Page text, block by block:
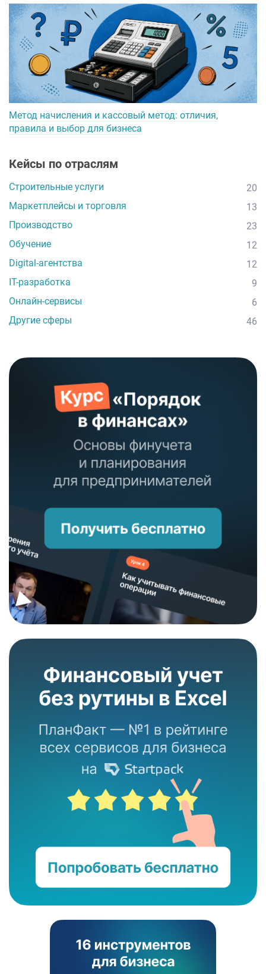
Метод начисления и кассовый метод: отличия,
правила и выбор для бизнеса
Кейсы по отраслям
Строительные услуги
20
Маркетплейсы и торговля
13
Производство
23
Обучение
12
Digital-агентства
12
IT-разработка
9
Онлайн-сервисы
6
Другие сферы
46